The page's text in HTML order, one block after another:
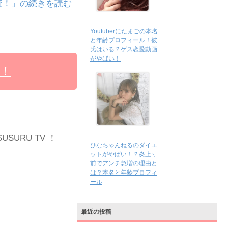
」の続きを読む
TV ！
Youtuberにたまごの本名
と年齢プロフィール！彼
氏はいる？ゲス恋愛動画
がやばい！
ひなちゃんねるのダイエ
ットがやばい！？炎上寸
前でアンチ急増の理由と
は？本名と年齢プロフィ
ール
最近の投稿